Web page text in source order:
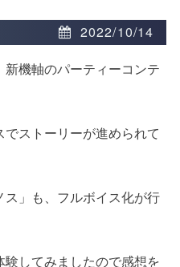
2022/10/14
機軸のパーティーコンテ
ストーリーが進められて
」も、フルボイス化が行
してみましたので感想を